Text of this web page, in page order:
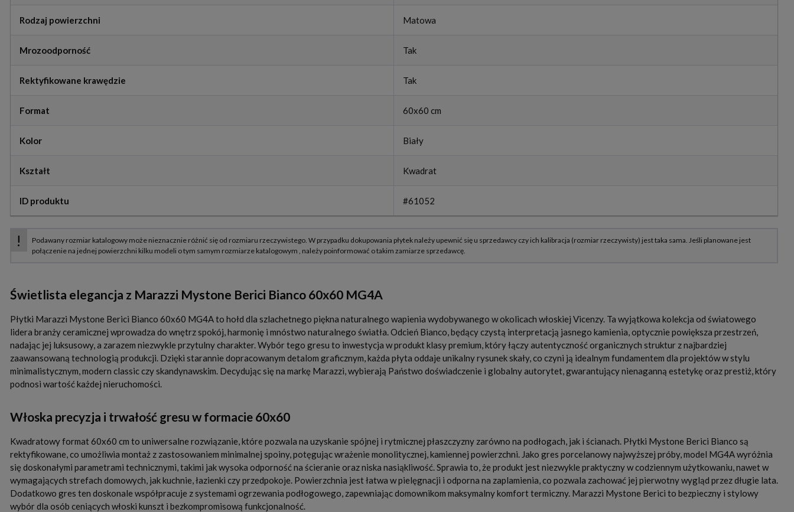
Rodzaj powierzchni Matowa
Mrozoodporność Tak
Rektyfikowane krawędzie Tak
Format 60x60 cm
Kolor Biały
Kształt Kwadrat
ID produktu #61052
Świetlista elegancja z Marazzi Mystone Berici Bianco 60x60 MG4A
Płytki Marazzi Mystone Berici Bianco 60x60 MG4A to hołd dla szlachetnego piękna naturalnego wapienia wydobywanego w okolicach włoskiej Vicenzy. Ta wyjątkowa kolekcja od światowego
lidera branży ceramicznej wprowadza do wnętrz spokój, harmonię i mnóstwo naturalnego światła. Odcień Bianco, będący czystą interpretacją jasnego kamienia, optycznie powiększa przestrzeń,
nadając jej luksusowy, a zarazem niezwykle przytulny charakter. Wybór tego gresu to inwestycja w produkt klasy premium, który łączy autentyczność organicznych struktur z najbardziej
zaawansowaną technologią produkcji. Dzięki starannie dopracowanym detalom graficznym, każda płyta oddaje unikalny rysunek skały, co czyni ją idealnym fundamentem dla projektów w stylu
minimalistycznym, modern classic czy skandynawskim. Decydując się na markę Marazzi, wybierają Państwo doświadczenie i globalny autorytet, gwarantujący nienaganną estetykę oraz prestiż, który
podnosi wartość każdej nieruchomości.
Włoska precyzja i trwałość gresu w formacie 60x60
Kwadratowy format 60x60 cm to uniwersalne rozwiązanie, które pozwala na uzyskanie spójnej i rytmicznej płaszczyzny zarówno na podłogach, jak i ścianach. Płytki Mystone Berici Bianco są
rektyfikowane, co umożliwia montaż z zastosowaniem minimalnej spoiny, potęgując wrażenie monolitycznej, kamiennej powierzchni. Jako gres porcelanowy najwyższej próby, model MG4A wyróżnia
się doskonałymi parametrami technicznymi, takimi jak wysoka odporność na ścieranie oraz niska nasiąkliwość. Sprawia to, że produkt jest niezwykle praktyczny w codziennym użytkowaniu, nawet w
wymagających strefach domowych, jak kuchnie, łazienki czy przedpokoje. Powierzchnia jest łatwa w pielęgnacji i odporna na zaplamienia, co pozwala zachować jej pierwotny wygląd przez długie lata.
Dodatkowo gres ten doskonale współpracuje z systemami ogrzewania podłogowego, zapewniając domownikom maksymalny komfort termiczny. Marazzi Mystone Berici to bezpieczny i stylowy
wybór dla osób ceniących włoski kunszt i bezkompromisową funkcjonalność.